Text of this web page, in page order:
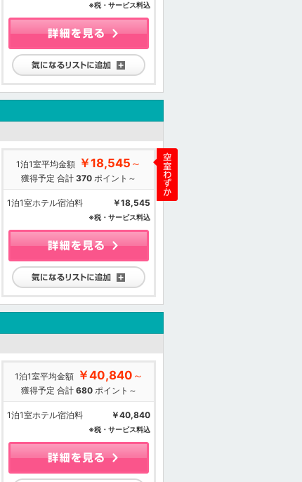
※税・サービス料込
1泊1室平均金額 ￥18,545 ～
獲得予定 合計 370 ポイント～
1泊1室ホテル宿泊料 ￥18,545
※税・サービス料込
1泊1室平均金額 ￥40,840 ～
獲得予定 合計 680ポイント～
1泊1室ホテル宿泊料 ￥40,840
※税・サービス料込